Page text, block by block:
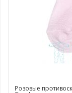
Розовые